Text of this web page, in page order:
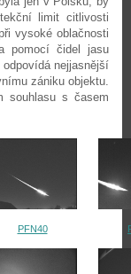
limit citlivosti
vysoké oblačnosti
pomocí čidel jasu
odpovídá nejjasnější
zániku objektu.
souhlasu s časem
PFN40